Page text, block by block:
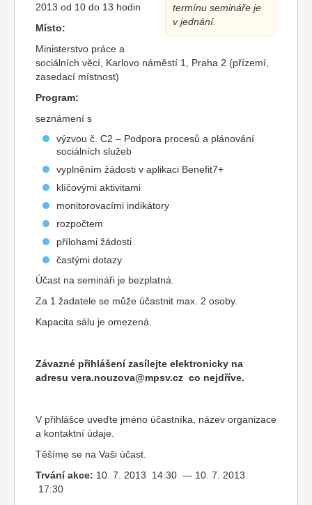
termínu semináře je
v jednání.
2013 od 10 do 13 hodin
Místo:
Ministerstvo práce a
sociálních věcí, Karlovo náměstí 1, Praha 2 (přízemí,
zasedací místnost)
Program:
seznámení s
výzvou č. C2 – Podpora procesů a plánování
sociálních služeb
vyplněním žádosti v aplikaci Benefit7+
klíčovými aktivitami
monitorovacími indikátory
rozpočtem
přílohami žádosti
častými dotazy
Účast na semináři je bezplatná.
Za 1 žadatele se může účastnit max. 2 osoby.
Kapacita sálu je omezená.
Závazné přihlášení zasílejte elektronicky na
adresu vera.nouzova@mpsv.cz co nejdříve.
V přihlášce uveďte jméno účastníka, název organizace
a kontaktní údaje.
Těšíme se na Vaši účast.
Trvání akce: 10. 7. 2013 14:30 — 10. 7. 2013
17:30